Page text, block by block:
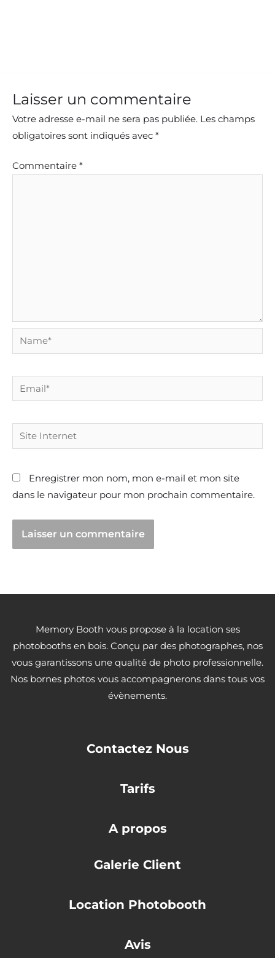
Laisser un commentaire
Votre adresse e-mail ne sera pas publiée. Les champs
obligatoires sont indiqués avec *
Commentaire *
Name*
Email*
Site
Internet
Enregistrer mon nom, mon e-mail et mon site
dans le navigateur pour mon prochain commentaire.
Memory Booth vous propose à la location ses
photobooths en bois. Conçu par des photographes, nos
vous garantissons une qualité de photo professionnelle.
Nos bornes photos vous accompagnerons dans tous vos
évènements.
Contactez Nous
Tarifs
A propos
Galerie Client
Location Photobooth
Avis